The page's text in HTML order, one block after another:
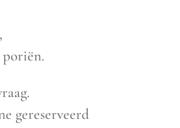
gereserveerd